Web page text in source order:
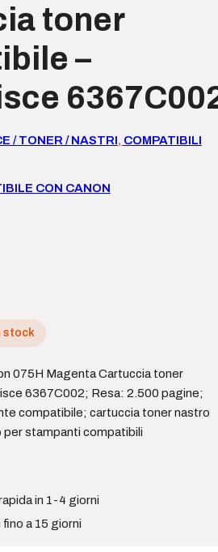
toner
–
/ TONER / NASTRI, COMPATIBILI
CON CANON
stock
075H Magenta Cartuccia toner
6367C002; Resa: 2.500 pagine;
compatibile; cartuccia toner nastro
stampanti compatibili
in 1-4 giorni
a 15 giorni